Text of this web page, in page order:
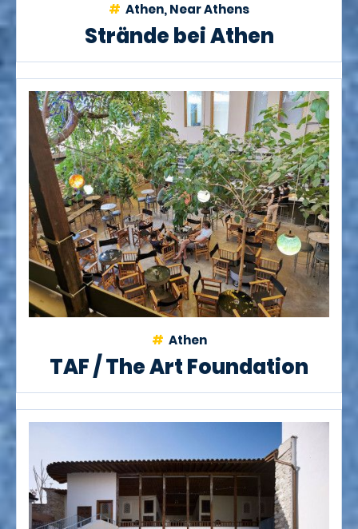
Athen, Near Athens
Strände bei Athen
Athen
TAF / The Art Foundation